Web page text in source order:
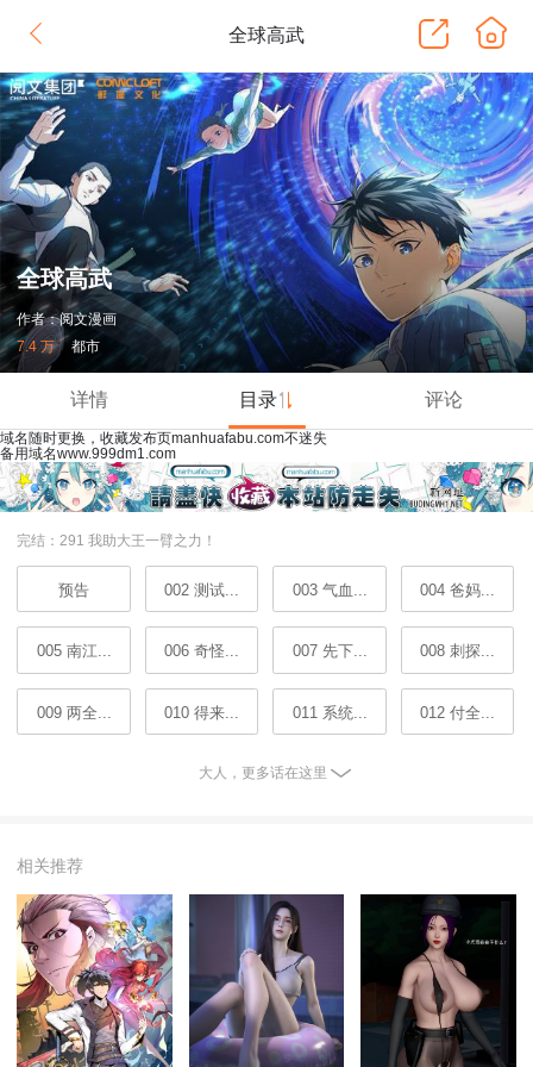
全球高武
全球高武
作者：阅文漫画
7.4 万
都市
详情 目录 评论
域名随时更换，收藏发布页manhuafabu.com不迷失
备用域名www.999dm1.com
完结：291 我助大王一臂之力！
预告 002 测试... 003 气血... 004 爸妈...
005 南江... 006 奇怪... 007 先下... 008 刺探...
009 两全... 010 得来... 011 系统... 012 付全...
大人，更多话在这里
相关推荐